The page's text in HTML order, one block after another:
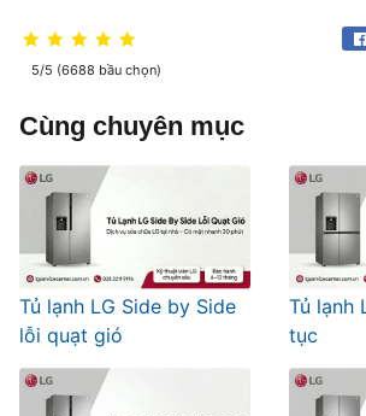
5/5 (6688 bầu chọn)
Cùng chuyên mục
Tủ lạnh LG Side by Side
lỗi quạt gió
Tủ lạnh
tục